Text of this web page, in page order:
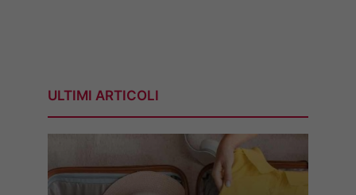
ULTIMI ARTICOLI